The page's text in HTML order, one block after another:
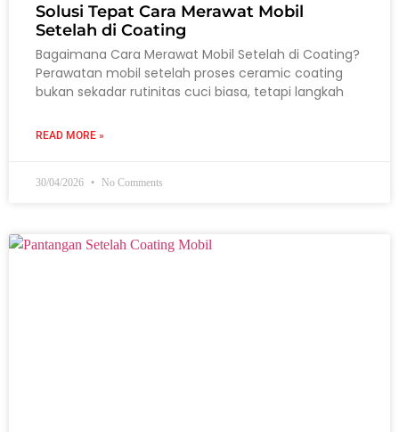
Solusi Tepat Cara Merawat Mobil
Setelah di Coating
Bagaimana Cara Merawat Mobil Setelah di Coating?
Perawatan mobil setelah proses ceramic coating
bukan sekadar rutinitas cuci biasa, tetapi langkah
READ MORE »
30/04/2026 No Comments